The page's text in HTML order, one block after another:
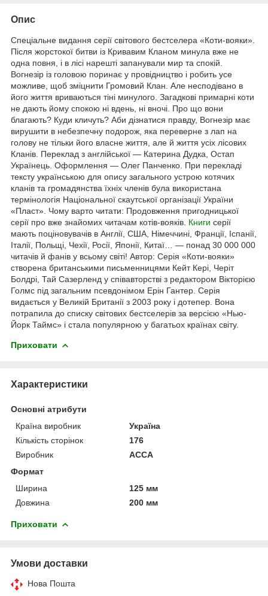
Опис
Спеціальне видання серії світового бестселера «Коти-вояки».
Після жорстокої битви із Кривавим Кланом минула вже не
одна повня, і в лісі нарешті запанували мир та спокій.
Вогнезір із головою поринає у провідництво і робить усе
можливе, щоб зміцнити Громовий Клан. Але несподівано в
його життя вриваються тіні минулого. Загадкові примарні коти
не дають йому спокою ні вдень, ні вночі. Про що вони
благають? Куди кличуть? Аби дізнатися правду, Вогнезір має
вирушити в небезпечну подорож, яка переверне з лап на
голову не тільки його власне життя, але й життя усіх лісових
Кланів. Переклад з англійської — Катерина Дудка, Остап
Українець. Оформлення — Олег Панченко. При перекладі
тексту українською для опису загального устрою котячих
кланів та громадянства їхніх членів була використана
термінологія Національної скаутської організації України
«Пласт». Чому варто читати: Продовження пригодницької
серії про вже знайомих читачам котів-вояків. Книги серії
мають поціновувачів в Англії, США, Німеччині, Франції, Іспанії,
Італії, Польщі, Чехії, Росії, Японії, Китаї… — понад 30 000 000
читачів й фанів у всьому світі! Автор: Серія «Коти-вояки»
створена британськими письменницями Кейт Кері, Черіт
Болдрі, Тай Сазерленд у співавторстві з редактором Вікторією
Голмс під загальним псевдонімом Ерін Гантер. Серія
видається у Великій Британії з 2003 року і дотепер. Вона
потрапила до списку світових бестселерів за версією «Нью-
Йорк Таймс» і стала популярною у багатьох країнах світу.
Приховати
Характеристики
Основні атрибути
Країна виробник
Україна
Кількість сторінок
176
Виробник
АССА
Формат
Ширина
125 мм
Довжина
200 мм
Приховати
Умови доставки
Нова Пошта